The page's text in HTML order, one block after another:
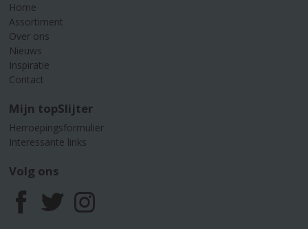
Home
Assortiment
Over ons
Nieuws
Inspiratie
Contact
Mijn topSlijter
Herroepingsformulier
Interessante links
Volg ons
F
T
I